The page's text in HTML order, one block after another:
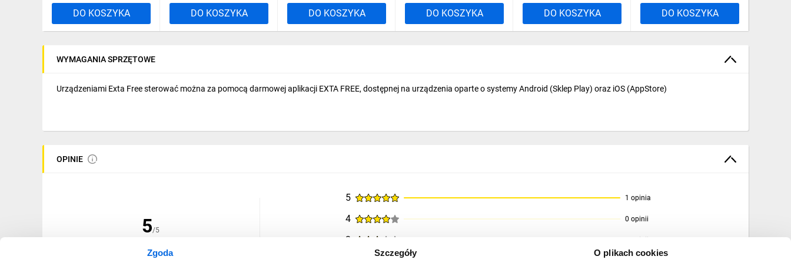
Zgoda Szczegóły O plikach cookies
DO KOSZYKA DO KOSZYKA DO KOSZYKA DO KOSZYKA DO KOSZYKA DO KOSZYKA
WYMAGANIA SPRZĘTOWE
Urządzeniami Exta Free sterować można za pomocą darmowej aplikacji EXTA FREE, dostępnej na urządzenia oparte o systemy Android (Sklep Play) oraz iOS (AppStore)
OPINIE
5/5
5 1 opinia
4 0 opinii
3